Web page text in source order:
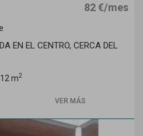
82 €/mes
EN EL CENTRO, CERCA DEL
12 m2
VER MÁS